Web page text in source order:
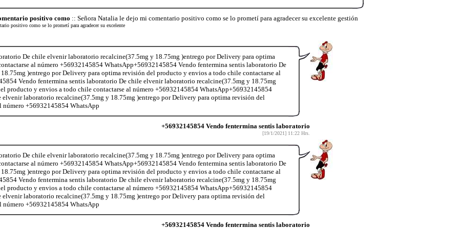
positivo como :: Señora Natalia le dejo mi comentario positivo como se lo prometí para agradecer su excelente gestión
positivo como se lo prometí para agradecer su excelente
De chile elvenir laboratorio recalcine(37.5mg y 18.75mg )entrego por Delivery para optima
al número +56932145854 WhatsApp+56932145854 Vendo fentermina sentis laboratorio De
)entrego por Delivery para optima revisión del producto y envios a todo chile contactarse al
Vendo fentermina sentis laboratorio De chile elvenir laboratorio recalcine(37.5mg y 18.75mg
producto y envios a todo chile contactarse al número +56932145854 WhatsApp+56932145854
laboratorio recalcine(37.5mg y 18.75mg )entrego por Delivery para optima revisión del
+56932145854 WhatsApp
+56932145854 Vendo fentermina sentis laboratorio
[19/1/2021] 11:22 Hrs.
De chile elvenir laboratorio recalcine(37.5mg y 18.75mg )entrego por Delivery para optima
al número +56932145854 WhatsApp+56932145854 Vendo fentermina sentis laboratorio De
)entrego por Delivery para optima revisión del producto y envios a todo chile contactarse al
Vendo fentermina sentis laboratorio De chile elvenir laboratorio recalcine(37.5mg y 18.75mg
producto y envios a todo chile contactarse al número +56932145854 WhatsApp+56932145854
laboratorio recalcine(37.5mg y 18.75mg )entrego por Delivery para optima revisión del
+56932145854 WhatsApp
+56932145854 Vendo fentermina sentis laboratorio